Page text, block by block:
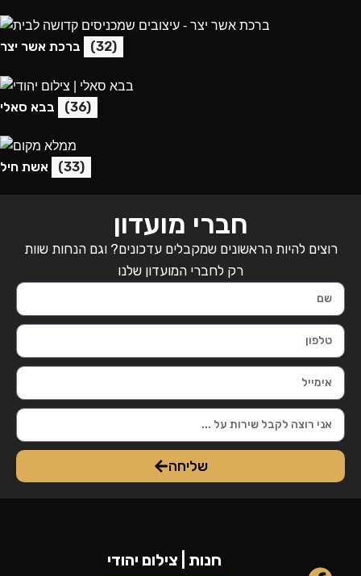
(32)
(36)
(33)
חברי מועדון
רוצים להיות הראשונים שמקבלים עדכונים? וגם הנחות שוות
רק לחברי המועדון שלנו
שליחה
חנות | צילום יהודי